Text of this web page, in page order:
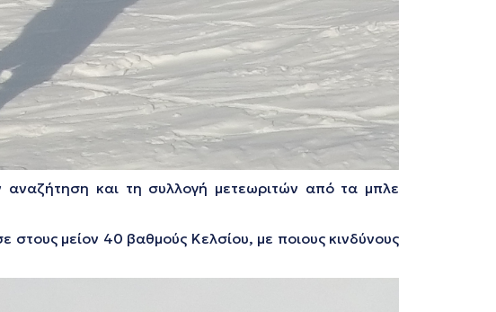
αναζήτηση και τη συλλογή μετεωριτών από τα μπλε
στους μείον 40 βαθμούς Κελσίου, με ποιους κινδύνους